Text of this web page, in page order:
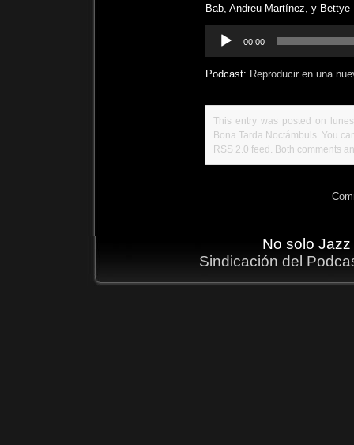
Bab, Andreu Martínez, y Bettye
Reproductor
00:00
Podcast: Reproducir en una
This entry was posted on
Bona Tarda Noctámbuls. You
RSS 2.0 feed. Both comments
No solo
Sindicación del